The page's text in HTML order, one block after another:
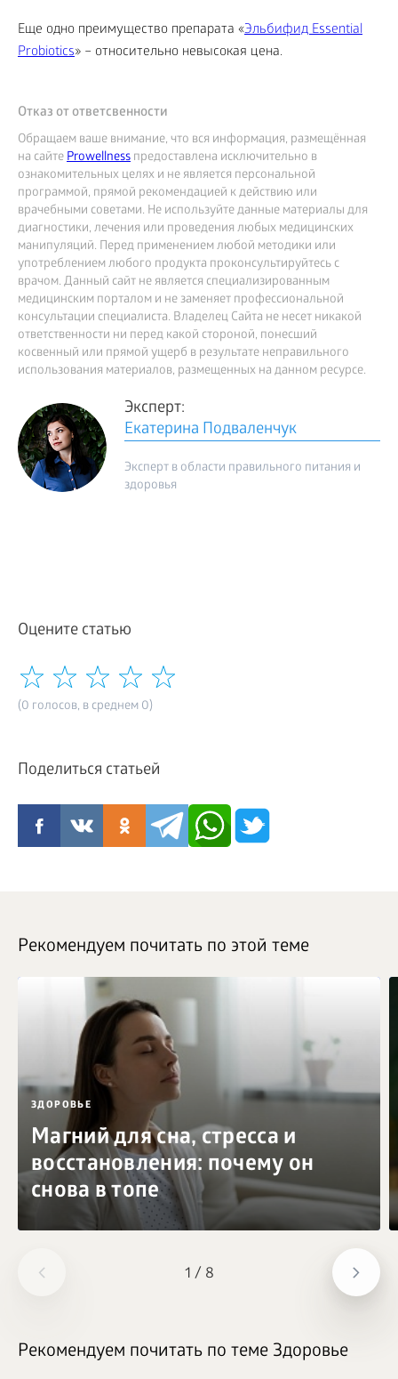
Еще одно преимущество препарата «Эльбифид Essential
Probiotics» – относительно невысокая цена.
Отказ от ответсвенности
Обращаем ваше внимание, что вся информация, размещённая
на сайтеProwellness предоставлена исключительно в
ознакомительных целях и не является персональной
программой, прямой рекомендацией к действию или
врачебными советами. Не используйте данные материалы для
диагностики, лечения или проведения любых медицинских
манипуляций. Перед применением любой методики или
употреблением любого продукта проконсультируйтесь с
врачом. Данный сайт не является специализированным
медицинским порталом и не заменяет профессиональной
консультации специалиста. Владелец Сайта не несет никакой
ответственности ни перед какой стороной, понесший
косвенный или прямой ущерб в результате неправильного
использования материалов, размещенных на данном ресурсе.
Эксперт:
Екатерина Подваленчук
Эксперт в области правильного питания и
здоровья
Оцените статью
(0 голосов, в среднем 0)
Поделиться статьей
1 / 8
Рекомендуем почитать по этой теме
ЗДОРОВЬЕ
Магний для сна, стресса и
восстановления: почему он
снова в топе
Рекомендуем почитать по теме Здоровье